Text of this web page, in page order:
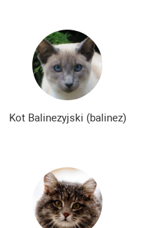
Kot Balinezyjski (balinez)